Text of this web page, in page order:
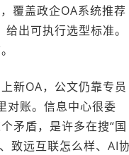
覆盖政企OA系统推荐
出可执行选型标准。
新OA，公文仍靠专员
对账。信息中心很委
矛盾，是许多在搜“国
致远互联怎么样、AI